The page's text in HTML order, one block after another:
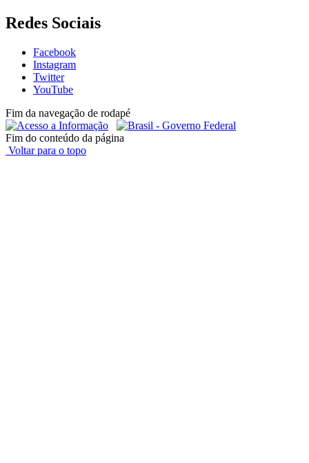
Redes Sociais
Facebook
Instagram
Twitter
YouTube
Fim da navegação de rodapé
Fim do conteúdo da página
Voltar para o topo